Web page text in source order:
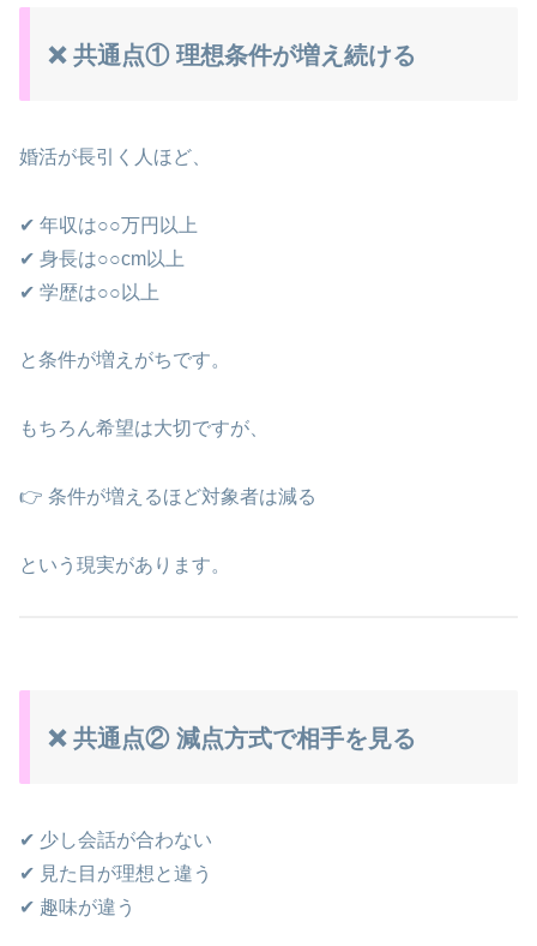
❌ 共通点① 理想条件が増え続ける
婚活が長引く人ほど、
✔ 年収は○○万円以上
✔ 身長は○○cm以上
✔ 学歴は○○以上
と条件が増えがちです。
もちろん希望は大切ですが、
👉 条件が増えるほど対象者は減る
という現実があります。
❌ 共通点② 減点方式で相手を見る
✔ 少し会話が合わない
✔ 見た目が理想と違う
✔ 趣味が違う